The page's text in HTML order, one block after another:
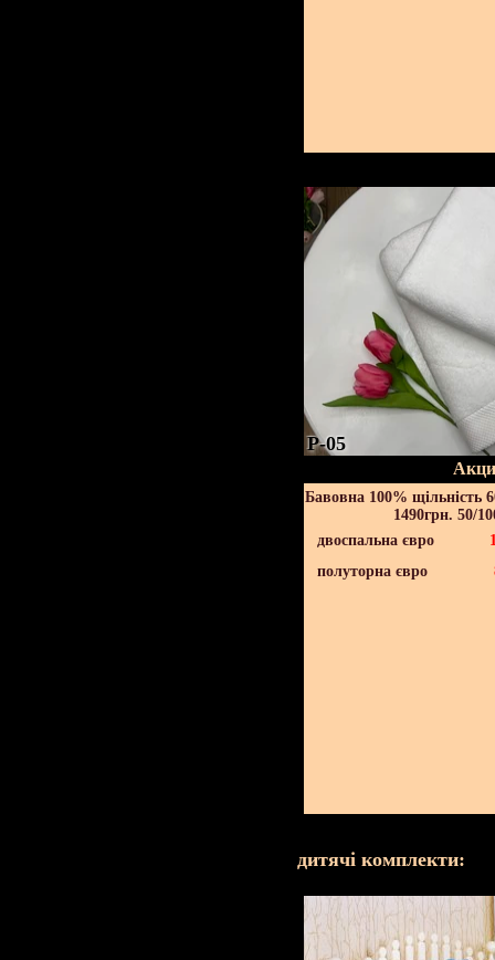
P-05
Бавовна 100% щільність
1490грн. 50/
двоспальна євро
полуторна євро
дитячі комплекти: